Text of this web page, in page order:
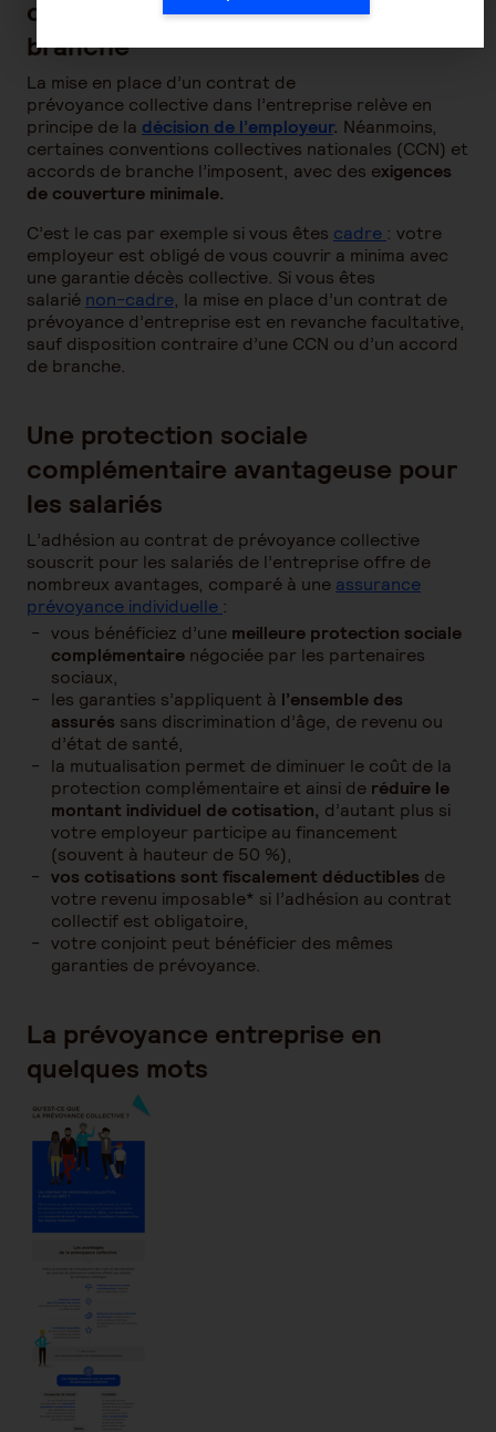
contrat d’entreprise ou de
branche
La mise en place d’un contrat de
prévoyance collective dans l’entreprise relève en
principe de la décision de l’employeur. Néanmoins,
certaines conventions collectives nationales (CCN) et
accords de branche l’imposent, avec des exigences
de couverture minimale.
C’est le cas par exemple si vous êtes cadre : votre
employeur est obligé de vous couvrir a minima avec
une garantie décès collective. Si vous êtes
salarié non-cadre, la mise en place d’un contrat de
prévoyance d’entreprise est en revanche facultative,
sauf disposition contraire d’une CCN ou d’un accord
de branche.
Une protection sociale
complémentaire avantageuse pour
les salariés
L’adhésion au contrat de prévoyance collective
souscrit pour les salariés de l’entreprise offre de
nombreux avantages, comparé à une assurance
prévoyance individuelle :
vous bénéficiez d’une meilleure protection sociale
complémentaire négociée par les partenaires
sociaux,
les garanties s’appliquent à l’ensemble des
assurés sans discrimination d’âge, de revenu ou
d’état de santé,
la mutualisation permet de diminuer le coût de la
protection complémentaire et ainsi de réduire le
montant individuel de cotisation, d’autant plus si
votre employeur participe au financement
(souvent à hauteur de 50 %),
vos cotisations sont fiscalement déductibles de
votre revenu imposable* si l’adhésion au contrat
collectif est obligatoire,
votre conjoint peut bénéficier des mêmes
garanties de prévoyance.
La prévoyance entreprise en
quelques mots